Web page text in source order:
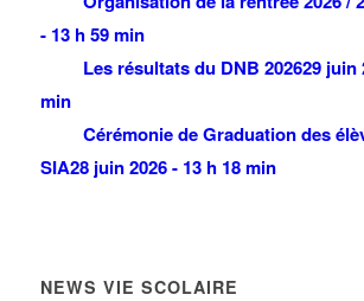
- 13 h 59 min
Les résultats du DNB 202629 juin
min
Cérémonie de Graduation des
SIA28 juin 2026 - 13 h 18 min
NEWS VIE SCOLAIRE